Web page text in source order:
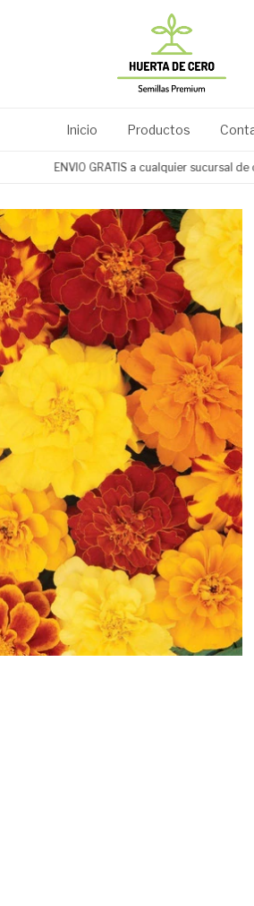
Inicio Productos
ENVIO GRATIS a cualquier sucursal de